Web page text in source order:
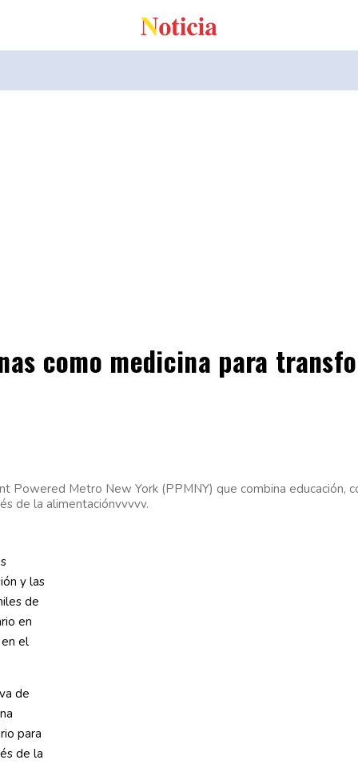
como medicina para
Powered Metro New York (PPMNY) que combina educación,
de la alimentaciónvvvvv.
y las
de
en
el
de
para
de la